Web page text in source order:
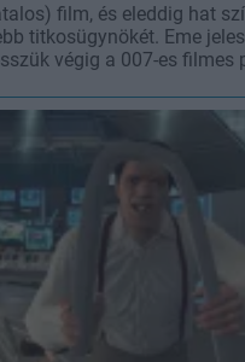
film, és eleddig hat
titkosügynökét. Eme
végig a 007-es filmes